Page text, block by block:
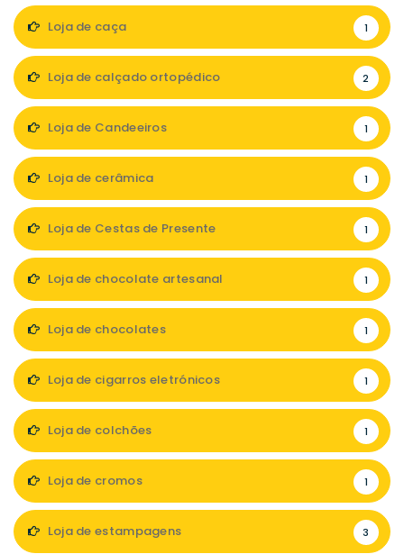
Loja de caça 1
Loja de calçado ortopédico 2
Loja de Candeeiros 1
Loja de cerâmica 1
Loja de Cestas de Presente 1
Loja de chocolate artesanal 1
Loja de chocolates 1
Loja de cigarros eletrónicos 1
Loja de colchões 1
Loja de cromos 1
Loja de estampagens 3